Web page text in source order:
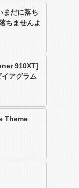
まだに落ち
ちませんよ
910XT]
アグラム
Theme